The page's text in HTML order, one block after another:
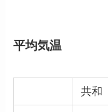
平均気温
共和